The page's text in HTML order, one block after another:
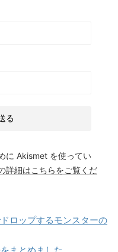
に Akismet を使ってい
詳細はこちらをご覧くだ
ロップするモンスターの